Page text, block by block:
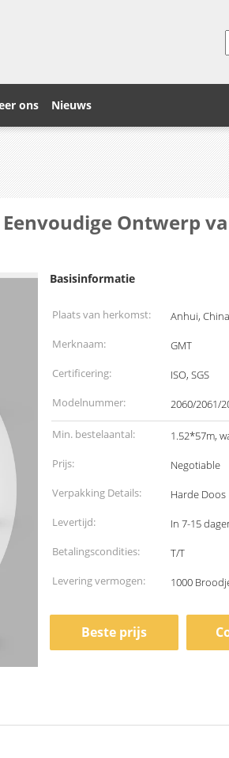
ons Nieuws
Ontwerp
Basisinformatie
Plaats van herkomst:
Anhui, China
Merknaam:
GMT
Certificering:
ISO, SGS
Modelnummer:
2060/2061/
Min. bestelaantal:
1.52*57m,
Prijs:
Negotiable
Verpakking Details:
Harde Doos
Levertijd:
In 7-15
Betalingscondities:
T/T
Levering vermogen:
1000
Beste prijs